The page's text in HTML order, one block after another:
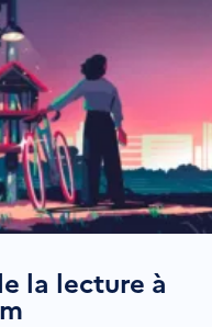
la lecture à